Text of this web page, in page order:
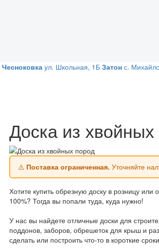
Чесноковка ул. Школьная, 1Б Затон с.
Доска из
⚠️ Поставка ограниченная. Уточняйте
Хотите купить обрезную доску в розницу
100%? Тогда вы попали туда, куда нужно!
У нас вы найдете отличные доски для
поддонов, заборов, обрешеток для крыш и
сделать или построить что-то в короткие